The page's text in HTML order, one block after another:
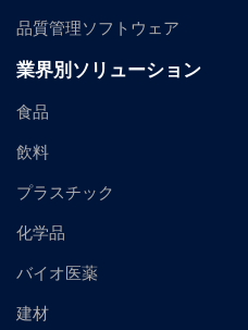
品質管理ソフトウェア
業界別ソリューション
食品
飲料
プラスチック
化学品
バイオ医薬
建材